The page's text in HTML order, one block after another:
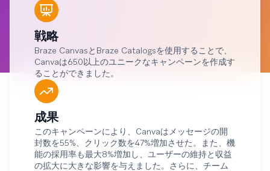
戦略
Braze CanvasとBraze Catalogsを使用することで、
Canvaは650以上のユニークなキャンペーンを作成す
ることができました。
成果
このキャンペーンにより、Canvaはメッセージの開
封数を55%、クリック数を47%増加させた。また、機
能の採用率も最大8%増加し、ユーザーの維持と収益
の拡大に大きな影響を与えました。さらに、チーム